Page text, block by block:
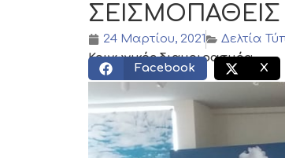
24 Μαρτίου, 2021
Δελτία
Κοινωνικός διαμοιρασμός:
Facebook X